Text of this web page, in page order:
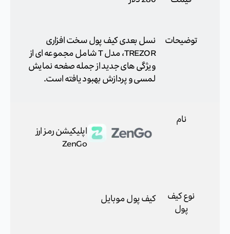
توضیحات
نسل بعدی کیف پول سخت افزاری
TREZOR، مدل T شامل مجموعه ای از
ویژگی های جدید از جمله صفحه نمایش
لمسی و پردازش بهبود یافته است.
نام
اپلیکیشن رمز ارز
ZenGo
نوع کیف
پول
کیف پول موبایل